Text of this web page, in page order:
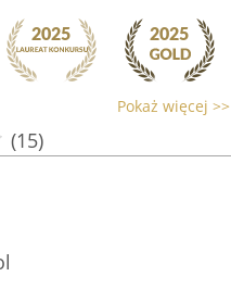
Pokaż więcej >>
(15)